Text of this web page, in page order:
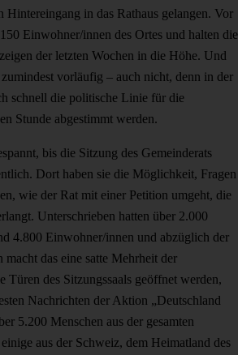
in das Rathaus gelangen. Vor
Einwohner/innen des Ortes und halten die
der letzten Wochen in die Höhe. Und
vorläufig – auch nicht, denn in der
schnell die politische Linie für die
Stunde abgestimmt werden.
bis die Sitzung des Gemeinderats
Dort haben sie die Möglichkeit, Fragen
wie der Rat mit einer Petition umgeht, die
Unterschrieben hatten über 2.000
4.800 Einwohner/innen und abzüglich der
das eine satte Mehrheit der
Türen des Sitzungssaals geöffnet werden,
Nachrichten der Aktion „Deutschland
5.200 Menschen aus der gesamten
aus der Schweiz, dem Heimatland des